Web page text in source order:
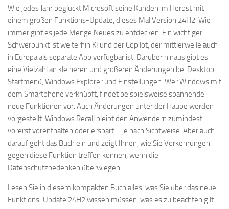
Wie jedes Jahr beglückt Microsoft seine Kunden im Herbst mit
einem großen Funktions-Update, dieses Mal Version 24H2. Wie
immer gibt es jede Menge Neues zu entdecken. Ein wichtiger
Schwerpunkt ist weiterhin KI und der Copilot, der mittlerweile auch
in Europa als separate App verfügbar ist. Darüber hinaus gibt es
eine Vielzahl an kleineren und größeren Änderungen bei Desktop,
Startmenü, Windows Explorer und Einstellungen. Wer Windows mit
dem Smartphone verknüpft, findet beispielsweise spannende
neue Funktionen vor. Auch Änderungen unter der Haube werden
vorgestellt. Windows Recall bleibt den Anwendern zumindest
vorerst vorenthalten oder erspart – je nach Sichtweise. Aber auch
darauf geht das Buch ein und zeigt Ihnen, wie Sie Vorkehrungen
gegen diese Funktion treffen können, wenn die
Datenschutzbedenken überwiegen.
Lesen Sie in diesem kompakten Buch alles, was Sie über das neue
Funktions-Update 24H2 wissen müssen, was es zu beachten gilt